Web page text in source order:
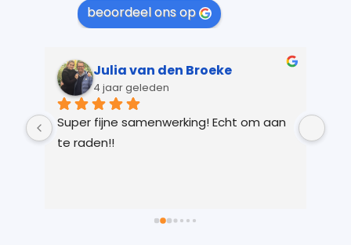
beoordeel ons op
Julia van den Broeke
4 jaar geleden
Super fijne samenwerking! Echt om aan
te raden!!